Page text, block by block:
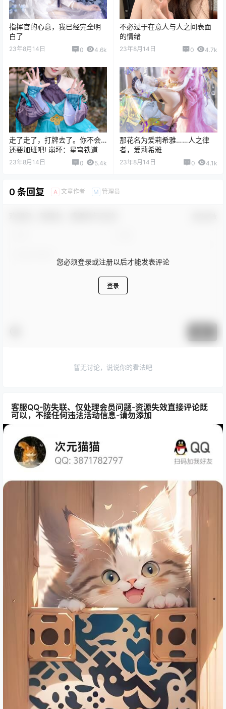
指挥官的心意，我已经完全明
白了
23年8月14日 0 4.6k
不必过于在意人与人之间表面
的情绪
23年8月14日 0 4.7k
走了走了，打牌去了。你不会…
还要加班吧! 崩坏：星穹铁道
23年8月14日 0 5.4k
那花名为爱莉希雅……人之律
者，爱莉希雅
23年8月14日 0 4.1k
0 条回复 A 文章作者 M 管理员
您必须登录或注册以后才能发表评论
登录
暂无讨论，说说你的看法吧
客服QQ-防失联、仅处理会员问题-资源失效直接评论既
可以，不接任何违法活动信息-请勿添加